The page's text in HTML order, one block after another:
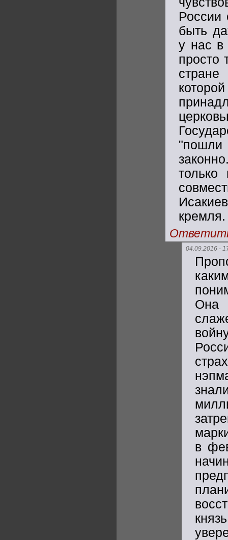
России
быть
у нас в
просто
стране
"пошли
только
04.09.2016 -
Она
в